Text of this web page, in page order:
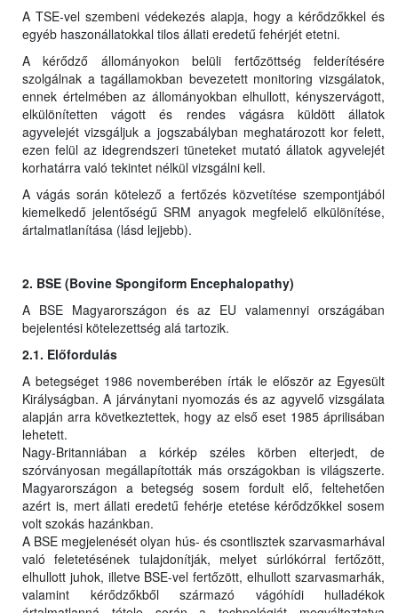
A TSE-vel szembeni védekezés alapja, hogy a kérődzőkkel és
egyéb haszonállatokkal tilos állati eredetű fehérjét etetni.
A kérődző állományokon belüli fertőzöttség felderítésére
szolgálnak a tagállamokban bevezetett monitoring vizsgálatok,
ennek értelmében az állományokban elhullott, kényszervágott,
elkülönítetten vágott és rendes vágásra küldött állatok
agyvelejét vizsgáljuk a jogszabályban meghatározott kor felett,
ezen felül az idegrendszeri tüneteket mutató állatok agyvelejét
korhatárra való tekintet nélkül vizsgálni kell.
A vágás során kötelező a fertőzés közvetítése szempontjából
kiemelkedő jelentőségű SRM anyagok megfelelő elkülönítése,
ártalmatlanítása (lásd lejjebb).
2. BSE (Bovine Spongiform Encephalopathy)
A BSE Magyarországon és az EU valamennyi országában
bejelentési kötelezettség alá tartozik.
2.1. Előfordulás
A betegséget 1986 novemberében írták le először az Egyesült
Királyságban. A járványtani nyomozás és az agyvelő vizsgálata
alapján arra következtettek, hogy az első eset 1985 áprilisában
lehetett.
Nagy-Britanniában a kórkép széles körben elterjedt, de
szórványosan megállapították más országokban is világszerte.
Magyarországon a betegség sosem fordult elő, feltehetően
azért is, mert állati eredetű fehérje etetése kérődzőkkel sosem
volt szokás hazánkban.
A BSE megjelenését olyan hús- és csontlisztek szarvasmarhával
való feletetésének tulajdonítják, melyet súrlókórral fertőzött,
elhullott juhok, illetve BSE-vel fertőzött, elhullott szarvasmarhák,
valamint kérődzőkből származó vágóhídi hulladékok